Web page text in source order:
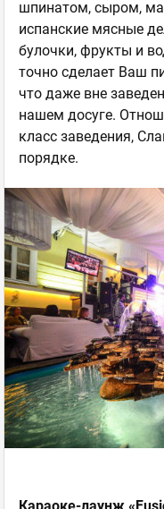
шпинатом, сыром,
испанские мясные
булочки, фрукты и
точно сделает Ваш
что даже вне
нашем досуге.
класс заведения,
порядке.